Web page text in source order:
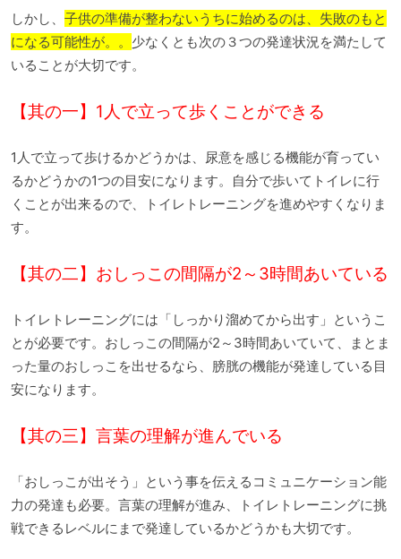
しかし、 子供の準備が整わないうちに始めるのは、失敗のもと
になる可能性が。。 少なくとも次の３つの発達状況を満たして
いることが大切です。
【其の一】1人で立って歩くことができる
1人で立って歩けるかどうかは、尿意を感じる機能が育ってい
るかどうかの1つの目安になります。自分で歩いてトイレに行
くことが出来るので、トイレトレーニングを進めやすくなりま
す。
【其の二】おしっこの間隔が2～3時間あいている
トイレトレーニングには「しっかり溜めてから出す」というこ
とが必要です。おしっこの間隔が2～3時間あいていて、まとま
った量のおしっこを出せるなら、膀胱の機能が発達している目
安になります。
【其の三】言葉の理解が進んでいる
「おしっこが出そう」という事を伝えるコミュニケーション能
力の発達も必要。言葉の理解が進み、トイレトレーニングに挑
戦できるレベルにまで発達しているかどうかも大切です。